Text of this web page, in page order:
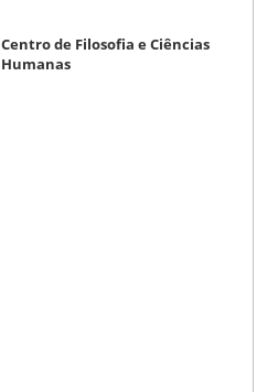
Centro de Filosofia e Ciências
Humanas